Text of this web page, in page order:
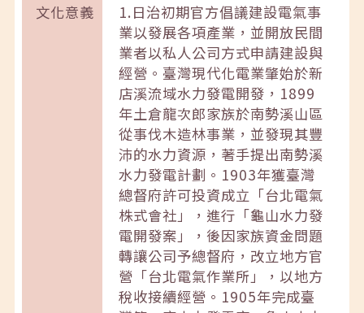
文化意義
1.日治初期官方倡議建設電氣事
業以發展各項產業，並開放民間
業者以私人公司方式申請建設與
經營。臺灣現代化電業肇始於新
店溪流域水力發電開發，1899
年土倉龍次郎家族於南勢溪山區
從事伐木造林事業，並發現其豐
沛的水力資源，著手提出南勢溪
水力發電計劃。1903年獲臺灣
總督府許可投資成立「台北電氣
株式會社」，進行「龜山水力發
電開發案」，後因家族資金問題
轉讓公司予總督府，改立地方官
營「台北電氣作業所」，以地方
稅收接續經營。1905年完成臺